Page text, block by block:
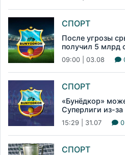
СПОРТ
После угрозы
получил 5 млрд
09:00 | 03.08
СПОРТ
«Бунёдкор»
Суперлиги из-
15:29 | 31.07 0
СПОРТ